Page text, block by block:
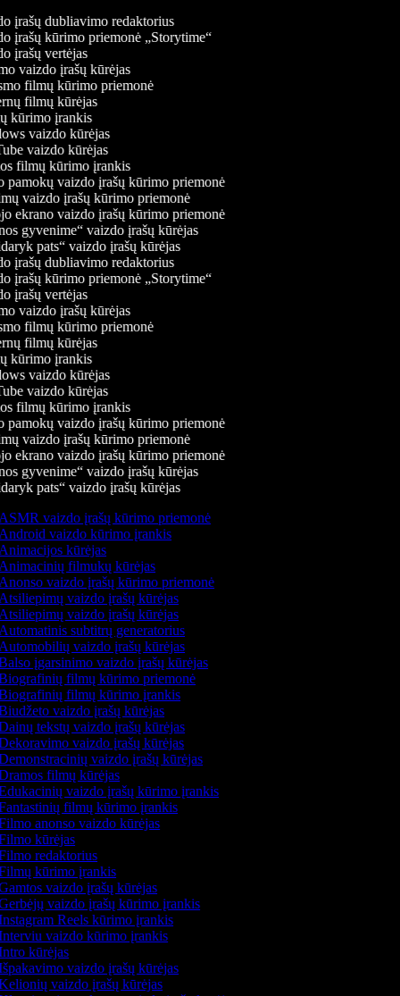
įrašų dubliavimo redaktorius
įrašų kūrimo priemonė „Storytime“
įrašų vertėjas
vaizdo įrašų kūrėjas
filmų kūrimo priemonė
filmų kūrėjas
kūrimo įrankis
vaizdo kūrėjas
vaizdo kūrėjas
filmų kūrimo įrankis
vaizdo įrašų kūrimo priemonė
vaizdo įrašų kūrimo priemonė
ekrano vaizdo įrašų kūrimo priemonė
gyvenime“ vaizdo įrašų kūrėjas
pats“ vaizdo įrašų kūrėjas
įrašų dubliavimo redaktorius
įrašų kūrimo priemonė „Storytime“
įrašų vertėjas
vaizdo įrašų kūrėjas
filmų kūrimo priemonė
filmų kūrėjas
kūrimo įrankis
vaizdo kūrėjas
vaizdo kūrėjas
filmų kūrimo įrankis
vaizdo įrašų kūrimo priemonė
vaizdo įrašų kūrimo priemonė
ekrano vaizdo įrašų kūrimo priemonė
gyvenime“ vaizdo įrašų kūrėjas
pats“ vaizdo įrašų kūrėjas
vaizdo įrašų kūrimo priemonė
vaizdo kūrimo įrankis
kūrėjas
filmukų kūrėjas
vaizdo įrašų kūrimo priemonė
vaizdo įrašų kūrėjas
vaizdo įrašų kūrėjas
subtitrų generatorius
vaizdo įrašų kūrėjas
įgarsinimo vaizdo įrašų kūrėjas
filmų kūrimo priemonė
filmų kūrimo įrankis
vaizdo įrašų kūrėjas
tekstų vaizdo įrašų kūrėjas
vaizdo įrašų kūrėjas
vaizdo įrašų kūrėjas
filmų kūrėjas
vaizdo įrašų kūrimo įrankis
filmų kūrimo įrankis
anonso vaizdo kūrėjas
kūrėjas
redaktorius
kūrimo įrankis
vaizdo įrašų kūrėjas
vaizdo įrašų kūrimo įrankis
Reels kūrimo įrankis
vaizdo kūrimo įrankis
kūrėjas
vaizdo įrašų kūrėjas
vaizdo įrašų kūrėjas